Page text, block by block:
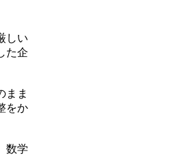
しい
た企
まま
をか
数学